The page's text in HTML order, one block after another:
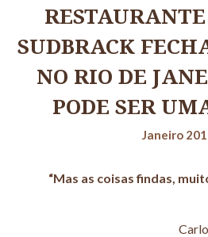
SUDBRACK
NO RIO DE
PODE SER
Janeiro
“Mas as coisas findas,